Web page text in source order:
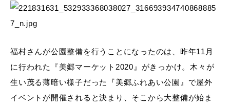
福村さんが公園整備を行うことになったのは、昨年11月
に行われた『美郷マーケット2020』がきっかけ。木々が
生い茂る薄暗い様子だった『美郷ふれあい公園』で屋外
イベントが開催されると決まり、そこから大整備が始ま